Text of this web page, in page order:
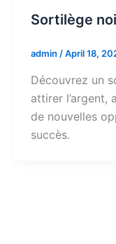
Sortilège
admin /April 18,
Découvrez un
attirer l’argent,
de nouvelles
succès.